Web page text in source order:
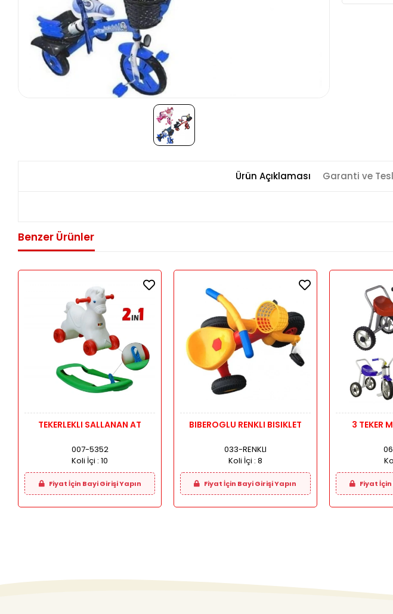
Ürün Açıklaması Garanti ve
Benzer Ürünler
TEKERLEKLI SALLANAN AT
007-5352
Koli İçi :10
Fiyat İçin Bayi Girişi Yapın
BIBEROGLU RENKLI BISIKLET
033-RENKLI
Koli İçi : 8
Fiyat İçin Bayi Girişi Yapın
3 TEKER
Fiyat İçin